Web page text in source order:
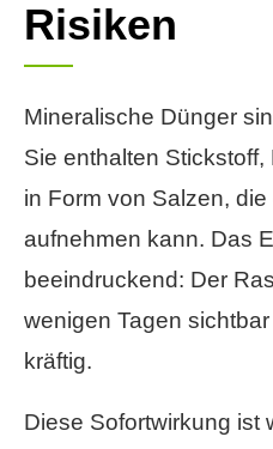
Risiken
Mineralische Dünger
Sie enthalten
in Form von Salzen,
aufnehmen kann. Das
beeindruckend: Der
wenigen Tagen
kräftig.
Diese Sofortwirkung ist